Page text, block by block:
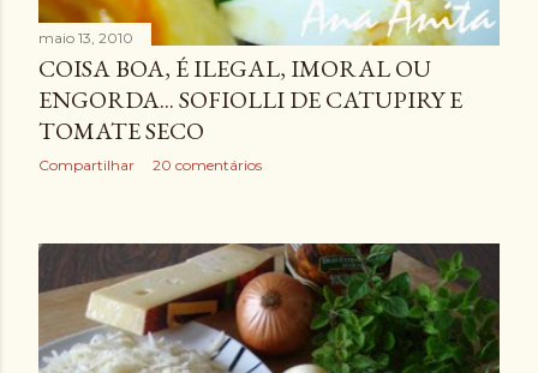
maio 13, 2010
COISA BOA, É ILEGAL, IMORAL OU
ENGORDA... SOFIOLLI DE CATUPIRY E
TOMATE SECO
Compartilhar 20 comentários